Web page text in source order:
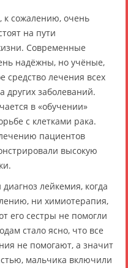
к сожалению, очень
на пути
Современные
надёжны, но учёные,
средство лечения всех
других заболеваний.
в «обучении»
с клетками рака.
пациентов
высокую
лейкемия, когда
ни химиотерапия,
его сестры не помогли
стало ясно, что все
не помогают, а значит
мальчика включили